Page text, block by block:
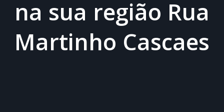
na sua região Rua
Martinho Cascaes